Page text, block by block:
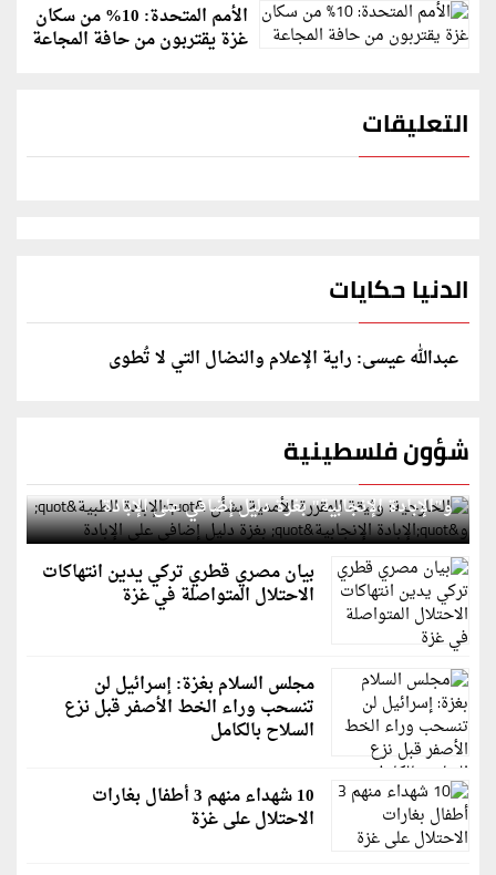
الأمم المتحدة: 10% من سكان
غزة يقتربون من حافة المجاعة
التعليقات
الدنيا حكايات
عبدالله عيسى: راية الإعلام والنضال التي لا تُطوى
شؤون فلسطينية
الخارجية: وثيقة المقررة الأممية بشأن "الإبادة الطبية"
و"الإبادة الإنجابية" بغزة دليل إضافي على الإبادة
بيان مصري قطري تركي يدين انتهاكات
الاحتلال المتواصلة في غزة
مجلس السلام بغزة: إسرائيل لن
تنسحب وراء الخط الأصفر قبل نزع
السلاح بالكامل
10 شهداء منهم 3 أطفال بغارات
الاحتلال على غزة